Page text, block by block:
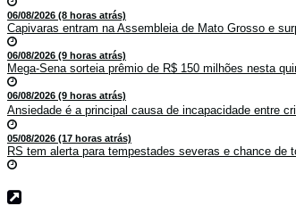
06/08/2026 (8 horas atrás)
Capivaras entram na Assembleia de Mato Grosso e
06/08/2026 (9 horas atrás)
Mega-Sena sorteia prêmio de R$ 150 milhões nesta
06/08/2026 (9 horas atrás)
Ansiedade é a principal causa de incapacidade entre
05/08/2026 (17 horas atrás)
RS tem alerta para tempestades severas e chance de